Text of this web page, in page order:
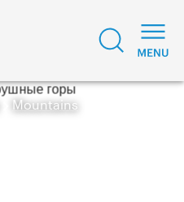
Mountains